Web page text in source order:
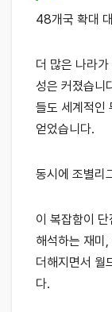
48개국 확대
더 많은 나라
성은 커졌습니
들도 세계적인
얻었습니다.
동시에 조별리
이 복잡함이
해석하는 재미
더해지면서 월
다.